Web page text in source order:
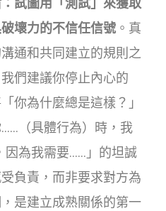
試圖用「測試」來獲取
壞力的不信任信號 。真
通和共同建立的規則之
們建議你停止內心的
你為什麼總是這樣？」
（具體行為）時，我
因為我需要……」的坦誠
負責，而非要求對方為
是建立成熟關係的第一